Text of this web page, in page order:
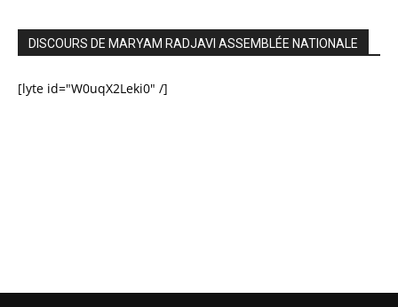
DISCOURS DE MARYAM RADJAVI ASSEMBLÉE NATIONALE
[lyte id="W0uqX2Leki0" /]